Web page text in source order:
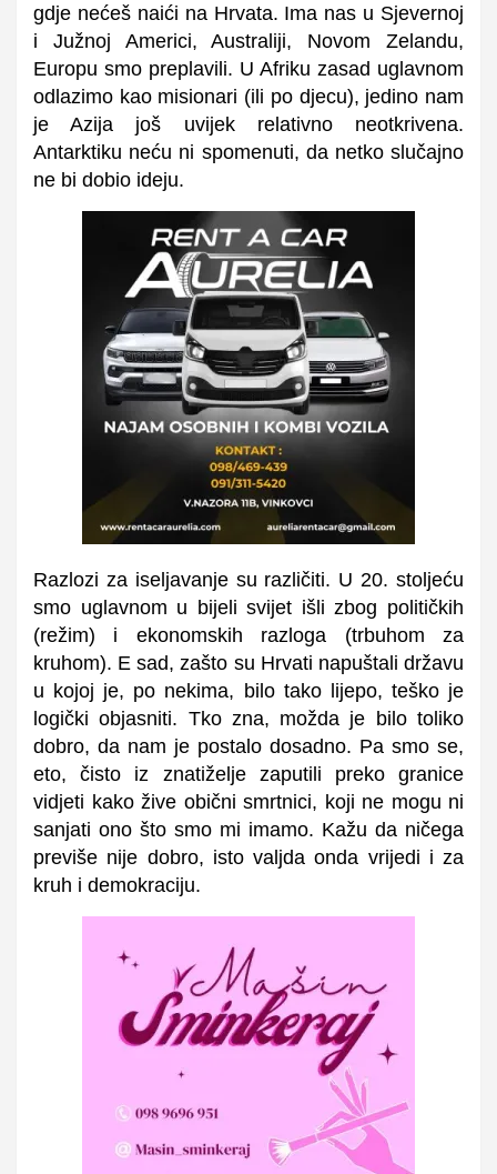
gdje nećeš naići na Hrvata. Ima nas u Sjevernoj
i Južnoj Americi, Australiji, Novom Zelandu,
Europu smo preplavili. U Afriku zasad uglavnom
odlazimo kao misionari (ili po djecu), jedino nam
je Azija još uvijek relativno neotkrivena.
Antarktiku neću ni spomenuti, da netko slučajno
ne bi dobio ideju.
Razlozi za iseljavanje su različiti. U 20. stoljeću
smo uglavnom u bijeli svijet išli zbog političkih
(režim) i ekonomskih razloga (trbuhom za
kruhom). E sad, zašto su Hrvati napuštali državu
u kojoj je, po nekima, bilo tako lijepo, teško je
logički objasniti. Tko zna, možda je bilo toliko
dobro, da nam je postalo dosadno. Pa smo se,
eto, čisto iz znatiželje zaputili preko granice
vidjeti kako žive obični smrtnici, koji ne mogu ni
sanjati ono što smo mi imamo. Kažu da ničega
previše nije dobro, isto valjda onda vrijedi i za
kruh i demokraciju.